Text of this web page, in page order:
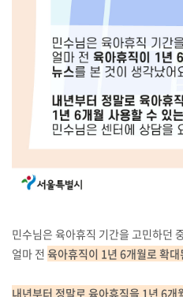
민수님은 육아휴직 기간을 고민하던
얼마 전 육아휴직이 1년 6개월로 확
내년부터 정말로 육아휴직을 1년 6개